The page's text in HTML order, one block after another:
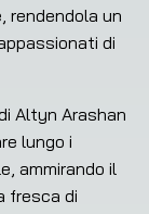
rendendola un
di
Altyn Arashan
lungo i
ammirando il
fresca di